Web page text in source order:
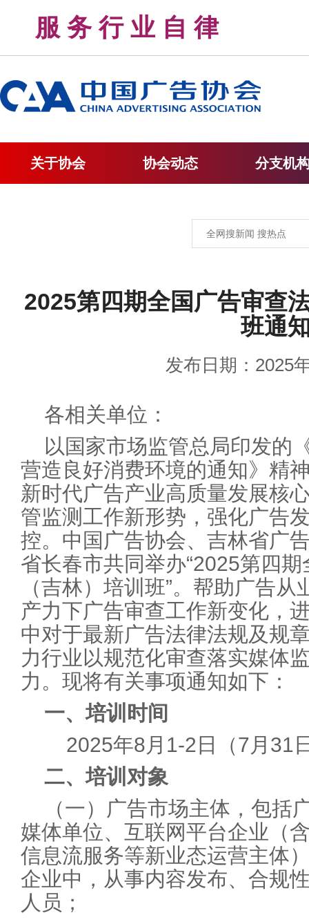
服 务 行 业 自 律
关于协会 协会动态 分支机
2025第四期全国广告审查
班通
发布日期：2025
各相关单位：
以国家市场监管总局印发的
营造良好消费环境的通知》精
新时代广告产业高质量发展核
管监测工作新形势，强化广告
控。中国广告协会、吉林省广
省长春市共同举办“2025第四
（吉林）培训班”。帮助广告
产力下广告审查工作新变化，
中对于最新广告法律法规及规
力行业以规范化审查落实媒体
力。现将有关事项通知如下：
一、培训时间
2025年8月1-2日（7月31
二、培训对象
（一）广告市场主体，包括
媒体单位、互联网平台企业（
信息流服务等新业态运营主体
企业中，从事内容发布、合规
人员；